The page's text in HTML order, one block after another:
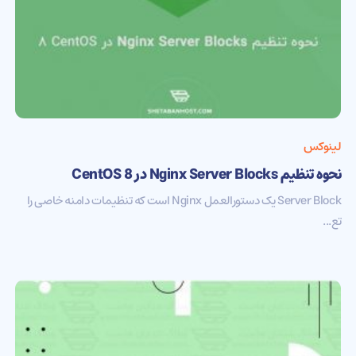
لینوکس
نحوه تنظیم Nginx Server Blocks در CentOS 8
Server Block یک دستورالعمل Nginx است که تنظیمات دامنه خاصی را
تع...